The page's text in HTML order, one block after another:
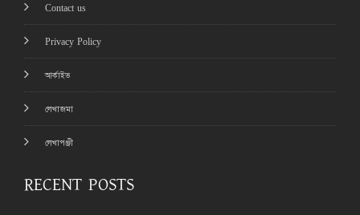
Contact us
Privacy Policy
আর্কাইভ
লেখাজমা
লেখাপঞ্জী
RECENT POSTS